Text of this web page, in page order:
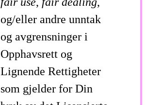
og/eller andre unntak
og avgrensninger i
Opphavsrett og
Lignende Rettigheter
som gjelder for Din